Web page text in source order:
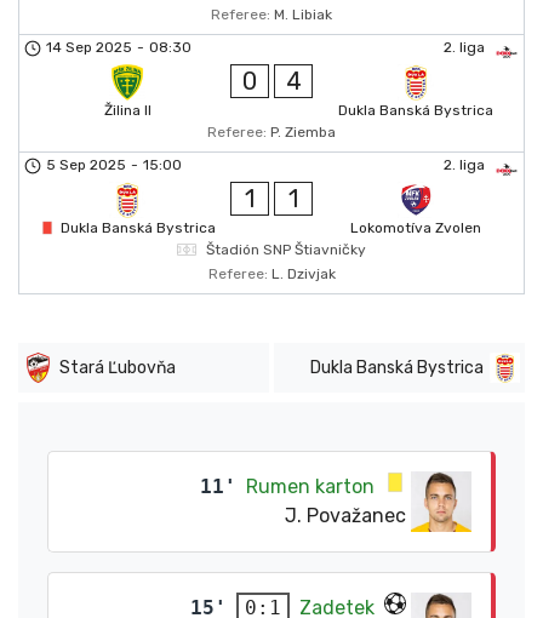
Referee: M. Libiak
2. liga
14 Sep 2025 - 08:30
Žilina II
0 4
Dukla Banská Bystrica
Referee: P. Ziemba
2. liga
5 Sep 2025 - 15:00
Dukla Banská Bystrica
1 1
Lokomotíva Zvolen
Štadión SNP Štiavničky
Referee: L. Dzivjak
Stará Ľubovňa Dukla Banská Bystrica
11'
Rumen karton
J. Považanec
15' 0:1 Zadetek